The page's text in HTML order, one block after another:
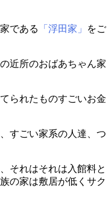
である 「浮田家」
をご
近所のおばあちゃん家
られたものすごいお金
すごい家系の人達、つ
それはそれは入館料と
の家は敷居が低くサク